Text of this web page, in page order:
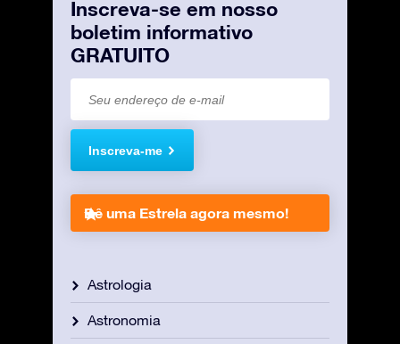
Inscreva-se em nosso
boletim informativo
GRATUITO
Inscreva-me
Dê uma Estrela agora mesmo!
Astrologia
Astronomia